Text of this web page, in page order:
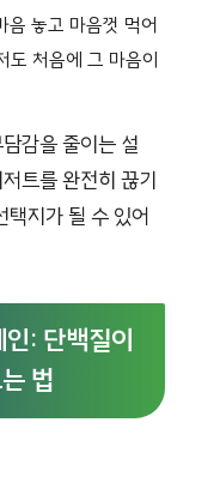
음 놓고 마음껏 먹어
처음에 그 마음이
감을 줄이는 설
트를 완전히 끊기
택지가 될 수 있어
: 단백질이
법